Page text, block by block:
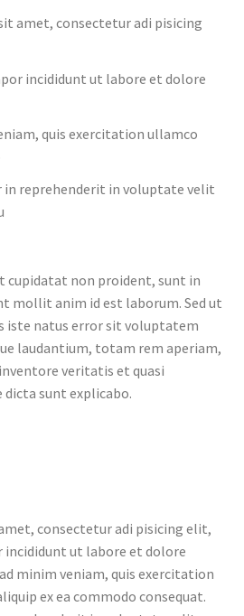
amet, consectetur adi pisicing
incididunt ut labore et dolore
quis exercitation ullamco
in reprehenderit in voluptate velit
cupidatat non proident, sunt in
mollit anim id est laborum. Sed ut
iste natus error sit voluptatem
laudantium, totam rem aperiam,
veritatis et quasi
sunt explicabo.
consectetur adi pisicing elit,
incididunt ut labore et dolore
minim veniam, quis exercitation
ex ea commodo consequat.